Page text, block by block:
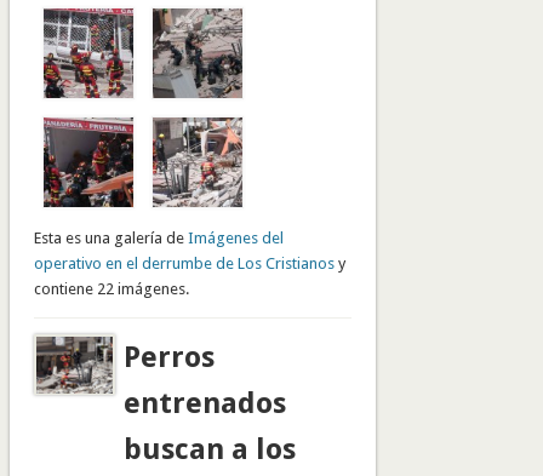
Esta es una galería de Imágenes del
operativo en el derrumbe de Los Cristianosy
contiene 22 imágenes.
Perros
entrenados
buscan a los